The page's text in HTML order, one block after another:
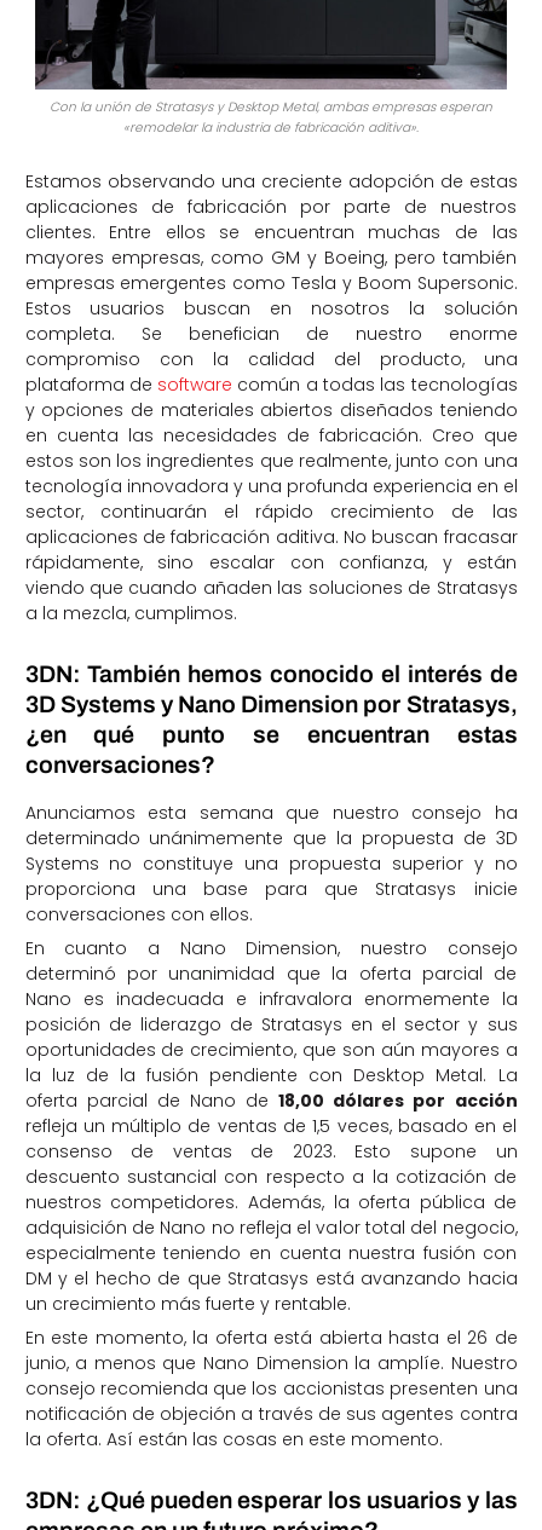
Con la unión de Stratasys y Desktop Metal, ambas empresas esperan
«remodelar la industria de fabricación aditiva».
Estamos observando una creciente adopción de estas
aplicaciones de fabricación por parte de nuestros
clientes. Entre ellos se encuentran muchas de las
mayores empresas, como GM y Boeing, pero también
empresas emergentes como Tesla y Boom Supersonic.
Estos usuarios buscan en nosotros la solución
completa. Se benefician de nuestro enorme
compromiso con la calidad del producto, una
plataforma de software común a todas las tecnologías
y opciones de materiales abiertos diseñados teniendo
en cuenta las necesidades de fabricación. Creo que
estos son los ingredientes que realmente, junto con una
tecnología innovadora y una profunda experiencia en el
sector, continuarán el rápido crecimiento de las
aplicaciones de fabricación aditiva. No buscan fracasar
rápidamente, sino escalar con confianza, y están
viendo que cuando añaden las soluciones de Stratasys
a la mezcla, cumplimos.
3DN: También hemos conocido el interés de
3D Systems y Nano Dimension por Stratasys,
¿en qué punto se encuentran estas
conversaciones?
Anunciamos esta semana que nuestro consejo ha
determinado unánimemente que la propuesta de 3D
Systems no constituye una propuesta superior y no
proporciona una base para que Stratasys inicie
conversaciones con ellos.
En cuanto a Nano Dimension, nuestro consejo
determinó por unanimidad que la oferta parcial de
Nano es inadecuada e infravalora enormemente la
posición de liderazgo de Stratasys en el sector y sus
oportunidades de crecimiento, que son aún mayores a
la luz de la fusión pendiente con Desktop Metal. La
oferta parcial de Nano de18,00 dólares por acción
refleja un múltiplo de ventas de 1,5 veces, basado en el
consenso de ventas de 2023. Esto supone un
descuento sustancial con respecto a la cotización de
nuestros competidores. Además, la oferta pública de
adquisición de Nano no refleja el valor total del negocio,
especialmente teniendo en cuenta nuestra fusión con
DM y el hecho de que Stratasys está avanzando hacia
un crecimiento más fuerte y rentable.
En este momento, la oferta está abierta hasta el 26 de
junio, a menos que Nano Dimension la amplíe. Nuestro
consejo recomienda que los accionistas presenten una
notificación de objeción a través de sus agentes contra
la oferta. Así están las cosas en este momento.
3DN: ¿Qué pueden esperar los usuarios y las